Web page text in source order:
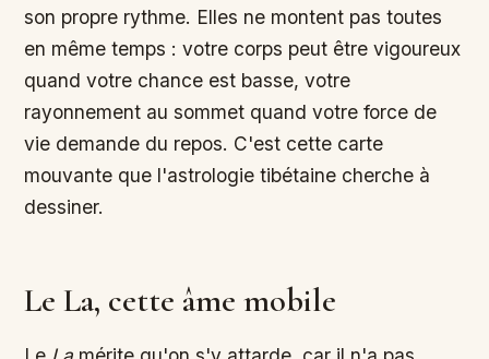
son propre rythme. Elles ne montent pas toutes
en même temps : votre corps peut être vigoureux
quand votre chance est basse, votre
rayonnement au sommet quand votre force de
vie demande du repos. C'est cette carte
mouvante que l'astrologie tibétaine cherche à
dessiner.
Le La, cette âme mobile